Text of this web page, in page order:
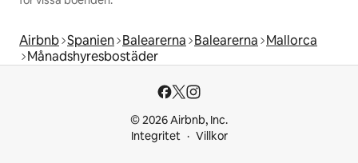
Airbnb Spanien Balearerna Balearerna Mallorca
Månadshyresbostäder
© 2026 Airbnb, Inc.
Integritet
Villkor